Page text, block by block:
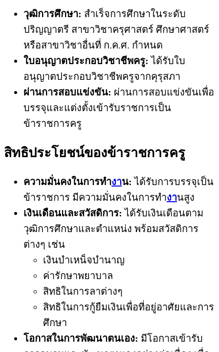
วุฒิการศึกษา: สำเร็จการศึกษาในระดับ
ปริญญาตรี สาขาวิชาครุศาสตร์ ศึกษาศาสตร์
หรือสาขาวิชาอื่นที่ ก.ค.ศ. กำหนด
ใบอนุญาตประกอบวิชาชีพครู: ได้รับใบ
อนุญาตประกอบวิชาชีพครูจากคุรุสภา
ผ่านการสอบแข่งขัน: ผ่านการสอบแข่งขันเพื่อ
บรรจุและแต่งตั้งเข้ารับราชการเป็น
ข้าราชการครู
สิทธิประโยชน์ของข้าราชการครู
ความมั่นคงในการทำงาน: ได้รับการบรรจุเป็น
ข้าราชการ มีความมั่นคงในการทำงานสูง
เงินเดือนและสวัสดิการ: ได้รับเงินเดือนตาม
วุฒิการศึกษาและตำแหน่ง พร้อมสวัสดิการ
ต่างๆ เช่น
เงินบำเหน็จบำนาญ
ค่ารักษาพยาบาล
สิทธิในการลาต่างๆ
สิทธิในการกู้ยืมเงินเพื่อที่อยู่อาศัยและการ
ศึกษา
โอกาสในการพัฒนาตนเอง: มีโอกาสเข้ารับ